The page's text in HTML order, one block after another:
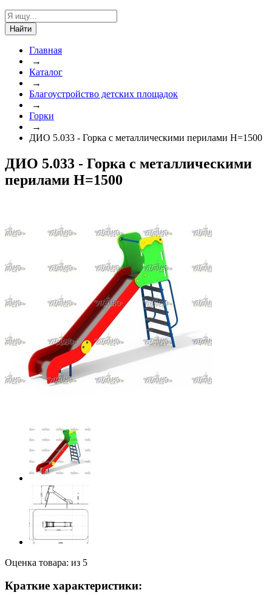
Найти
Главная
→
Каталог
→
Благоустройство детских площадок
→
Горки
→
ДИО 5.033 - Горка с металлическими перилами H=1500
ДИО 5.033 - Горка с металлическими
перилами H=1500
Оценка товара: из 5
Краткие характеристики: